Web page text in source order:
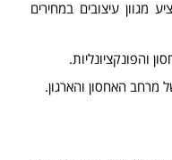
מגוון עיצובים במחירים
והפונקציונליות.
מרחב האחסון והארגון.